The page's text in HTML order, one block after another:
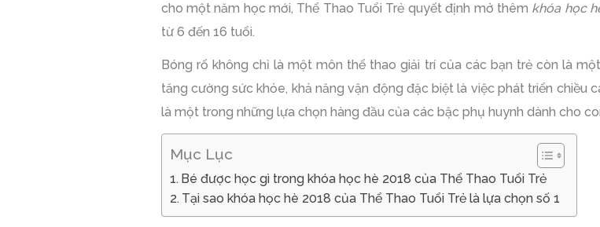
cho một năm học mới, Thể Thao Tuổi Trẻ quyết định mở thêm khóa học
từ 6 đến 16 tuổi.
Bóng rổ không chỉ là một môn thể thao giải trí của các bạn trẻ còn là
tăng cường sức khỏe, khả năng vận động đặc biệt là việc phát triển chiều
là một trong những lựa chọn hàng đầu của các bậc phụ huynh dành cho
Mục Lục
Bé được học gì trong khóa học hè 2018 của Thể Thao Tuổi Trẻ
Tại sao khóa học hè 2018 của Thể Thao Tuổi Trẻ là lựa chọn số 1